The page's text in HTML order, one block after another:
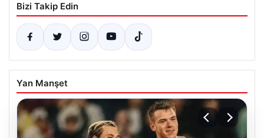
Bizi Takip Edin
Yan Manşet